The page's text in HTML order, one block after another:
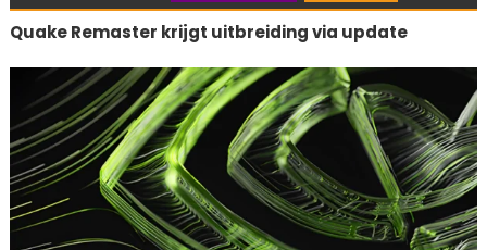
Quake Remaster krijgt uitbreiding via update